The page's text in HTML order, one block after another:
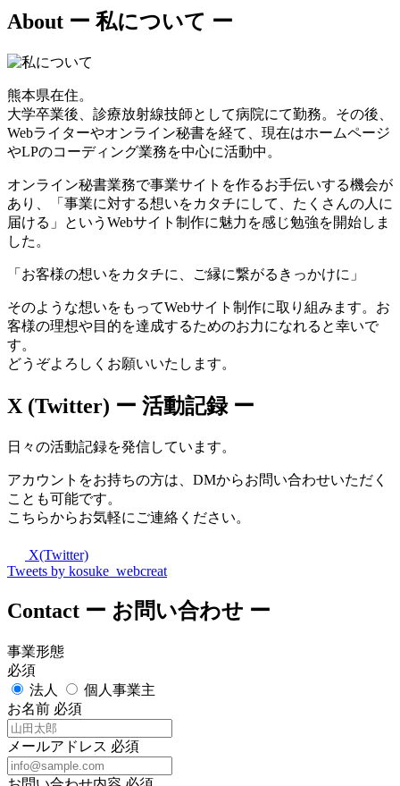
About ー 私について ー
熊本県在住。
大学卒業後、診療放射線技師として病院にて勤務。その後、
Webライターやオンライン秘書を経て、現在はホームページ
やLPのコーディング業務を中心に活動中。
オンライン秘書業務で事業サイトを作るお手伝いする機会が
あり、「事業に対する想いをカタチにして、たくさんの人に
届ける」というWebサイト制作に魅力を感じ勉強を開始しま
した。
「お客様の想いをカタチに、ご縁に繋がるきっかけに」
そのような想いをもってWebサイト制作に取り組みます。お
客様の理想や目的を達成するためのお力になれると幸いで
す。
どうぞよろしくお願いいたします。
X (Twitter) ー 活動記録 ー
日々の活動記録を発信しています。
アカウントをお持ちの方は、DMからお問い合わせいただく
ことも可能です。
こちらからお気軽にご連絡ください。
X(Twitter)
Tweets by kosuke_webcreat
Contact ー お問い合わせ ー
事業形態
必須
法人
個人事業主
お名前 必須
メールアドレス 必須